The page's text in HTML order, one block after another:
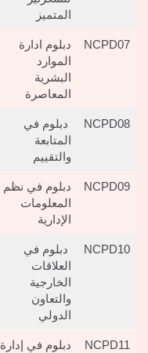
المتميز
NCPD07
دبلوم ادارة
الموارد
البشرية
المعاصرة
NCPD08
دبلوم في
المتابعة
والتقييم
NCPD09
دبلوم في نظم
المعلومات
الإدارية
NCPD10
دبلوم في
العلاقات
الخارجية
والتعاون
الدولي
NCPD11
دبلوم في إدارة